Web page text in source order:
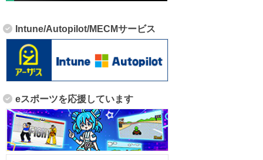
Intune/Autopilot/MECMサービス
eスポーツを応援しています